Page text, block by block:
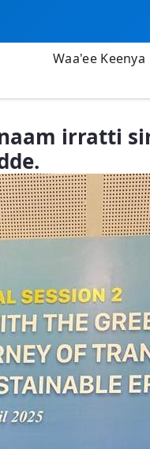
Waa'ee Keenya
irratti